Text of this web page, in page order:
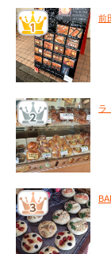
前
ラ